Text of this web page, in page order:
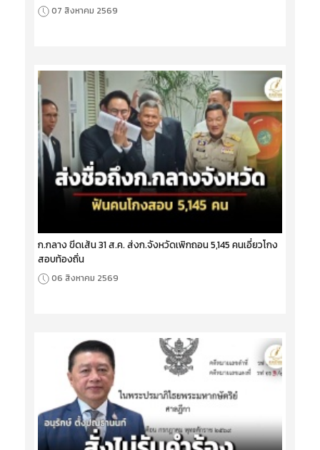
07 สิงหาคม 2569
ก.กลาง ขีดเส้น 31 ส.ค. ส่งก.จังหวัดเพิกถอน 5,145 คนเอี่ยวโกง
สอบท้องถิ่น
06 สิงหาคม 2569